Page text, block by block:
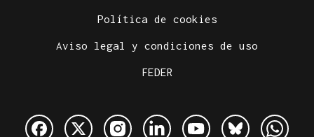
Política de cookies
Aviso legal y condiciones de uso
FEDER